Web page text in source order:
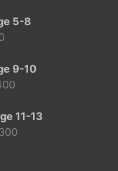
5-8
9-10
11-13